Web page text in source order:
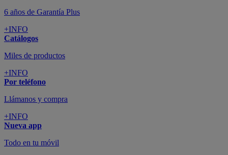
6 años de Garantía Plus
+INFO
Catálogos
Miles de productos
+INFO
Por teléfono
Llámanos y compra
+INFO
Nueva app
Todo en tu móvil